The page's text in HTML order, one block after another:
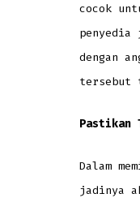
cocok
dengan
tersebut
Pastikan
Dalam
jadinya